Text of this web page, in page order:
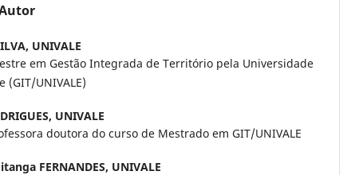
UNIVALE
em Gestão Integrada de Território pela Universidade
(GIT/UNIVALE)
UNIVALE
doutora do curso de Mestrado em GIT/UNIVALE
FERNANDES, UNIVALE